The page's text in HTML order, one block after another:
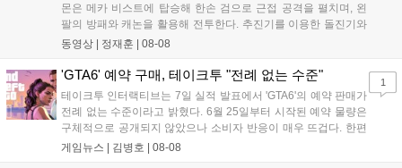
몬은 메카 비스트에 탑승해 한손 검으로 근접 공격을 펼치며, 왼
팔의 방패와 캐논을 활용해 전투한다. 추진기를 이용한 돌진기와
참격 형태의 궁극기를 보유했고, 메카 파괴 시 맨몸으로 기관총을
산의 영웅들 업데이트를 통해 정식 출시될 예정이다....
동영상 | 정재훈 | 08-08
'GTA6' 예약 구매, 테이크투 "전례 없는 수준"
테이크투 인터랙티브는 7일 실적 발표에서 'GTA6'의 예약 판매가
전례 없는 수준이라고 밝혔다. 6월 25일부터 시작된 예약 물량은
구체적으로 공개되지 않았으나 소비자 반응이 매우 뜨겁다. 한편
11월 19일 PS5와 Xbox 시리즈 X|S로 정식 출시될 예정이며, 록
게임뉴스 | 김병호 | 08-08
1